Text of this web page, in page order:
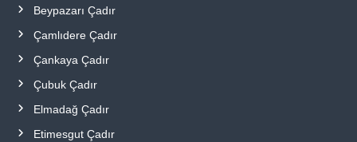
Beypazarı Çadır
Çamlıdere Çadır
Çankaya Çadır
Çubuk Çadır
Elmadağ Çadır
Etimesgut Çadır